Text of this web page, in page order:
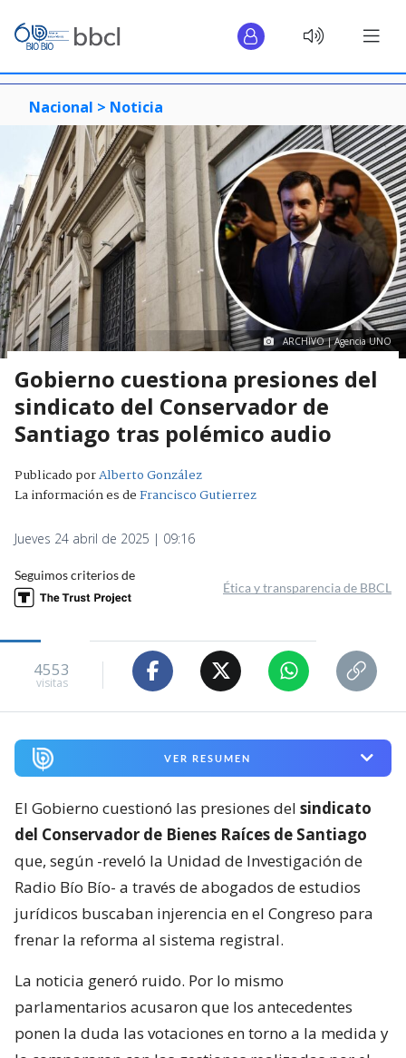
Nacional > Noticia
ARCHIVO | Agencia UNO
Gobierno cuestiona presiones del
sindicato del Conservador de
Santiago tras polémico audio
Publicado porAlberto González
La información es deFrancisco Gutierrez
Jueves 24 abril de 2025 | 09:16
Seguimos criterios de
Ética y transparencia de BBCL
4553
visitas
VER RESUMEN
El Gobierno cuestionó las presiones del sindicato
del Conservador de Bienes Raíces de Santiago
que, según -reveló la Unidad de Investigación de
Radio Bío Bío- a través de abogados de estudios
jurídicos buscaban injerencia en el Congreso para
frenar la reforma al sistema registral.
La noticia generó ruido. Por lo mismo
parlamentarios acusaron que los antecedentes
ponen la duda las votaciones en torno a la medida y